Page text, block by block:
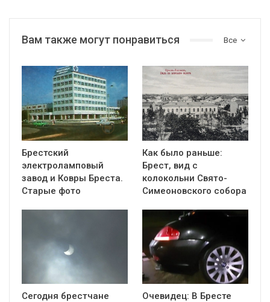
Все
Вам также могут понравиться
Брестский
электроламповый
завод и Ковры Бреста.
Старые фото
Как было раньше:
Брест, вид с
колокольни Cвято-
Симеоновского собора
Сегодня брестчане
Очевидец: В Бресте